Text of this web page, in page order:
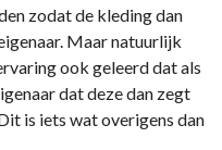
zodat de kleding dan
Maar natuurlijk
ook geleerd dat als
dat deze dan zegt
is iets wat overigens dan